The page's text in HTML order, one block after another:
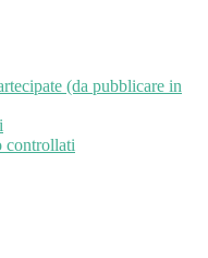
(da pubblicare in
controllati